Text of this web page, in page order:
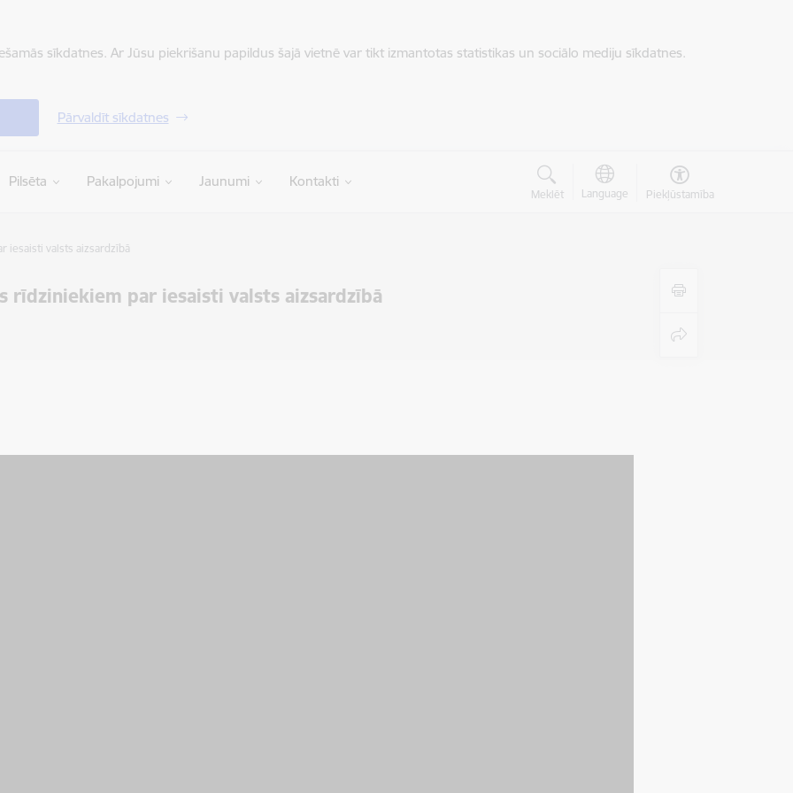
sīkdatnes. Ar Jūsu piekrišanu papildus šajā vietnē var tikt izmantotas statistikas un sociālo mediju sīkdatnes.
Pārvaldīt sīkdatnes
Pilsēta Pakalpojumi Jaunumi Kontakti
Meklēt Language Piekļūstamība
iesaisti valsts aizsardzībā
rīdziniekiem par iesaisti valsts aizsardzībā